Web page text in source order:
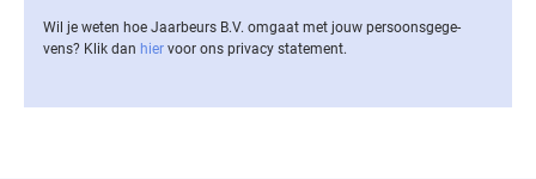
Wil je weten hoe Jaarbeurs B.V. omgaat met jouw per­soons­ge­ge­
vens? Klik dan hier voor ons privacy statement.